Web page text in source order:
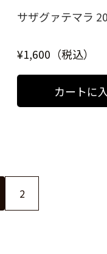
サザグァテマラ
¥1,600（税込）
2